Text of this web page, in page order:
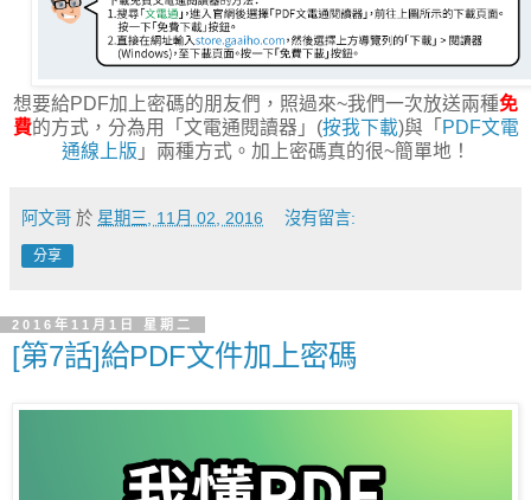
想要給PDF加上密碼的朋友們，照過來~我們一次放送兩種免
費的方式，分為用「文電通閱讀器」(按我下載)與「 PDF文電
通線上版 」兩種方式。加上密碼真的很~簡單地！
阿文哥 於 星期三, 11月 02, 2016 沒有留言:
分享
2016年11月1日 星期二
[第7話]給PDF文件加上密碼